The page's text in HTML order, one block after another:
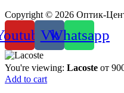
Copyright © 2026 Оптик-
VkWhatsapp
You're viewing: Lacoste от
Add to cart